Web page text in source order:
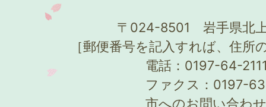
〒024-8501 岩手県北
［郵便番号を記入すれば、住所
電話：0197-64-
ファクス：0197-
市へのお問い合わ